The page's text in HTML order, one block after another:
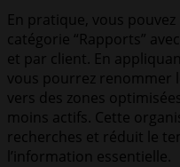
En pratique, vous
catégorie “Rapports”
et par client. En
vous pourrez renommer
vers des zones
moins actifs. Cette
recherches et réduit le
l’information essentielle.